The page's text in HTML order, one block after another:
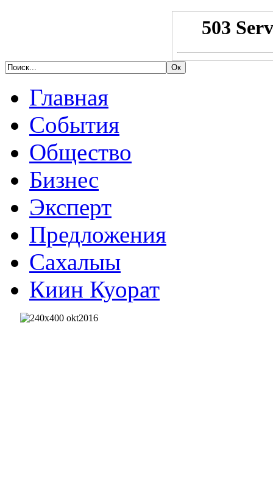
Главная
События
Общество
Бизнес
Эксперт
Предложения
Сахалыы
Киин Куорат